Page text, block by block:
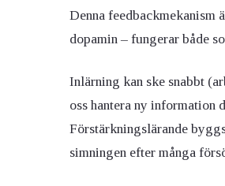
Denna
dopamin – fungerar både
Inlärning kan ske snabbt
oss hantera ny information
Förstärkningslärande
simningen efter många